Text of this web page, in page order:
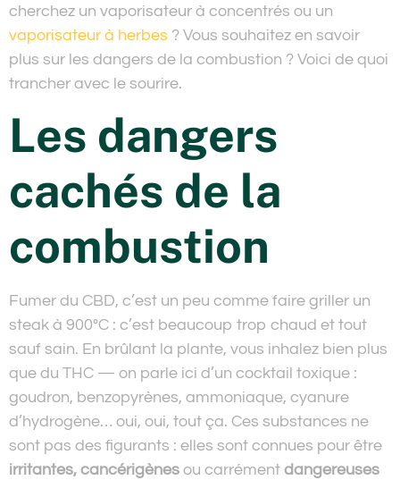
cherchez un vaporisateur à concentrés ou un
vaporisateur à herbes ? Vous souhaitez en savoir
plus sur les dangers de la combustion ? Voici de quoi
trancher avec le sourire.
Les dangers
cachés de la
combustion
Fumer du CBD, c’est un peu comme faire griller un
steak à 900°C : c’est beaucoup trop chaud et tout
sauf sain. En brûlant la plante, vous inhalez bien plus
que du THC — on parle ici d’un cocktail toxique :
goudron, benzopyrènes, ammoniaque, cyanure
d’hydrogène… oui, oui, tout ça. Ces substances ne
sont pas des figurants : elles sont connues pour être
irritantes, cancérigènes ou carrément dangereuses